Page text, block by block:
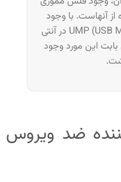
از آنهاست. با وجود
قابلیت UMP (USB Malware Protection) در آنتی
این مورد وجود
ضد ویروس